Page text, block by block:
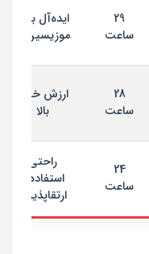
29
ساعت
ایده‌آل برای
موزیسین‌ها
28
ساعت
ارزش خرید
بالا
24
ساعت
راحتی
استفاده و
ارتقاپذیری